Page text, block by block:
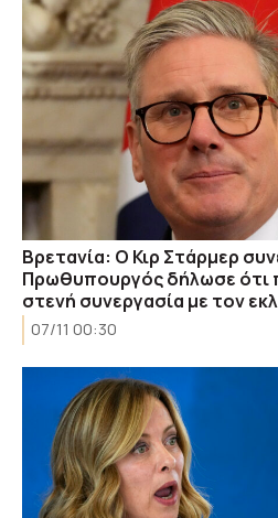
Βρετανία: O Κιρ Στάρμερ
Πρωθυπουργός δήλωσε ότι
στενή συνεργασία με τον
07/11 00:30